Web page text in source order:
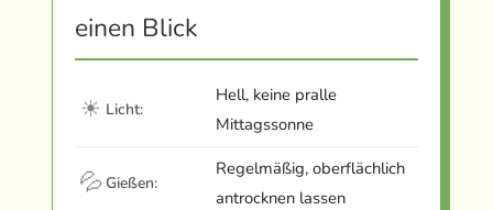
einen Blick
☀ Licht:
Hell, keine pralle
Mittagssonne
💦 Gießen:
Regelmäßig, oberflächlich
antrocknen lassen